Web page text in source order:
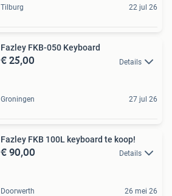
Tilburg 22 jul 26
Fazley FKB-050 Keyboard
€ 25,00 Details
Groningen 27 jul 26
Fazley FKB 100L keyboard te koop!
€ 90,00 Details
Doorwerth 26 mei 26